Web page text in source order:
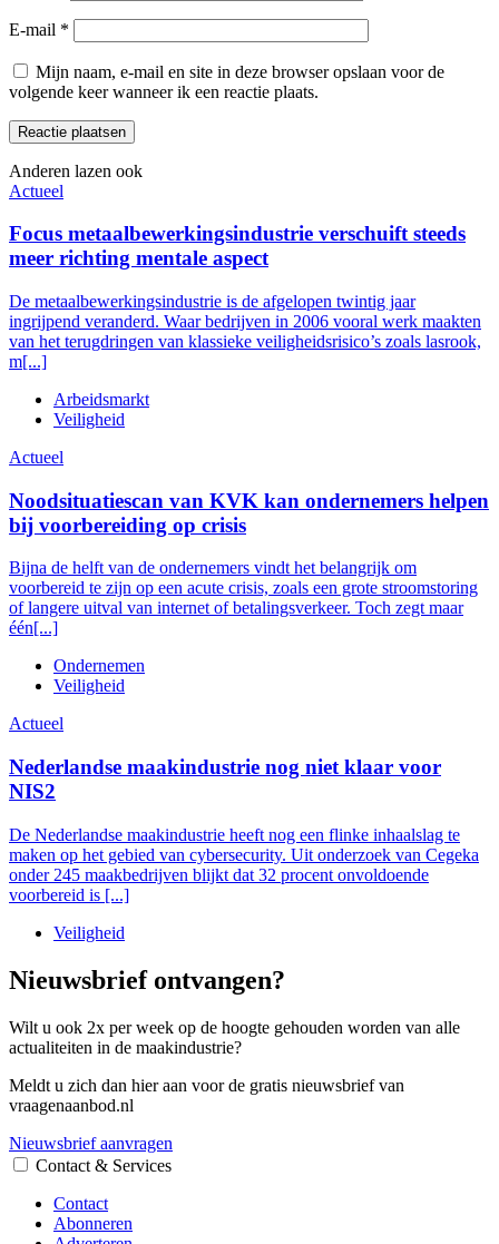
E-mail *
Mijn naam, e-mail en site in deze browser opslaan voor de
volgende keer wanneer ik een reactie plaats.
Anderen lazen ook
Actueel
Focus metaalbewerkingsindustrie verschuift steeds
meer richting mentale aspect
De metaalbewerkingsindustrie is de afgelopen twintig jaar
ingrijpend veranderd. Waar bedrijven in 2006 vooral werk maakten
van het terugdringen van klassieke veiligheidsrisico’s zoals lasrook,
m[...]
Arbeidsmarkt
Veiligheid
Actueel
Noodsituatiescan van KVK kan ondernemers helpen
bij voorbereiding op crisis
Bijna de helft van de ondernemers vindt het belangrijk om
voorbereid te zijn op een acute crisis, zoals een grote stroomstoring
of langere uitval van internet of betalingsverkeer. Toch zegt maar
één[...]
Ondernemen
Veiligheid
Actueel
Nederlandse maakindustrie nog niet klaar voor
NIS2
De Nederlandse maakindustrie heeft nog een flinke inhaalslag te
maken op het gebied van cybersecurity. Uit onderzoek van Cegeka
onder 245 maakbedrijven blijkt dat 32 procent onvoldoende
voorbereid is [...]
Veiligheid
Nieuwsbrief ontvangen?
Wilt u ook 2x per week op de hoogte gehouden worden van alle
actualiteiten in de maakindustrie?
Meldt u zich dan hier aan voor de gratis nieuwsbrief van
vraagenaanbod.nl
Nieuwsbrief aanvragen
Contact & Services
Contact
Abonneren